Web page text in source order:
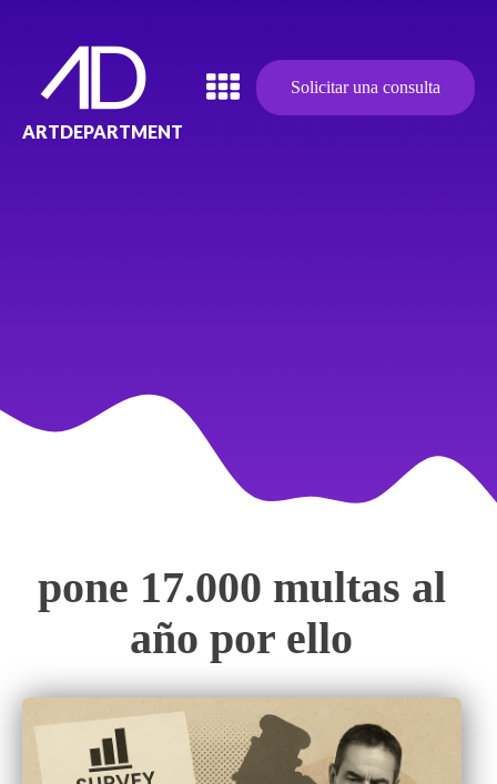
ARTDEPARTMENT
Solicitar una consulta
pone 17.000 multas al
año por ello